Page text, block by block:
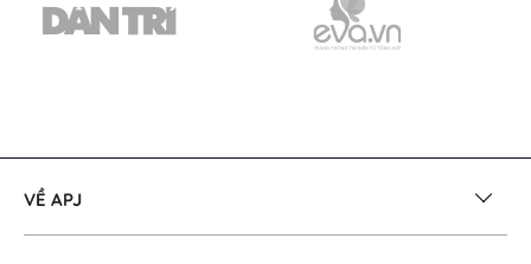
VỀ APJ